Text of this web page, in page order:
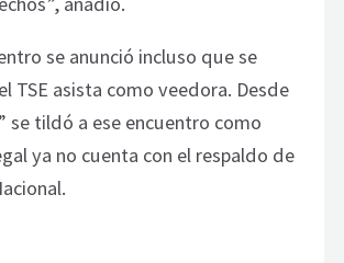
se anunció incluso que se
TSE asista como veedora. Desde
se tildó a ese encuentro como
ya no cuenta con el respaldo de